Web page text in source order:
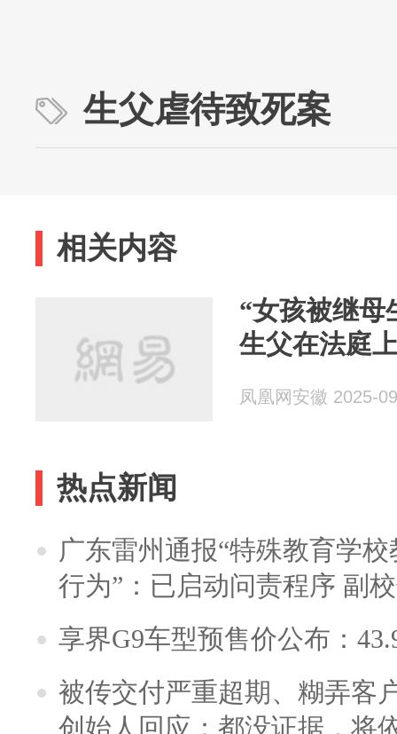
生父虐待致死案
相关内容
“女孩被继母
生父在法庭
凤凰网安徽 2025-
热点新闻
广东雷州通报“特殊教育学
行为”：已启动问责程序 副
享界G9车型预售价公布：
被传交付严重超期、糊弄客
创始人回应：都没证据，将